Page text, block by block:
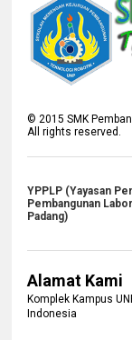
© 2015 SMK
All rights reserved.
YPPLP (Yayasan
Pembangunan
Padang)
Alamat Kami
Komplek Kampus
Indonesia